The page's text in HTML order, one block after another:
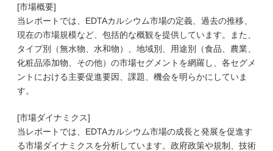
[市場概要]
当レポートでは、EDTAカルシウム市場の定義、過去の推移、
現在の市場規模など、包括的な概観を提供しています。また、
タイプ別（無水物、水和物）、地域別、用途別（食品、農業、
化粧品添加物、その他）の市場セグメントを網羅し、各セグメ
ントにおける主要促進要因、課題、機会を明らかにしていま
す。
[市場ダイナミクス]
当レポートでは、EDTAカルシウム市場の成長と発展を促進す
る市場ダイナミクスを分析しています。政府政策や規制、技術